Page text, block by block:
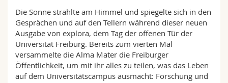
Die Sonne strahlte am Himmel und spiegelte sich in den
Gesprächen und auf den Tellern während dieser neuen
Ausgabe von explora, dem Tag der offenen Tür der
Universität Freiburg. Bereits zum vierten Mal
versammelte die Alma Mater die Freiburger
Öffentlichkeit, um mit ihr alles zu teilen, was das Leben
auf dem Universitätscampus ausmacht: Forschung und